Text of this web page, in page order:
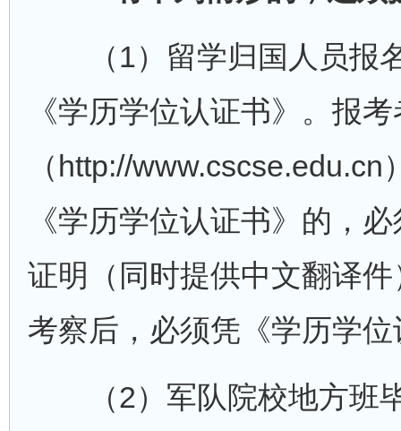
（1）留学归国人员报名
《学历学位认证书》。报
（http://
《学历学位认证书》的，
证明（同时提供中文翻译
考察后，必须凭《学历学
（2）军队院校地方班毕